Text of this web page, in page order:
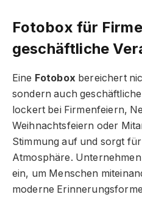
Fotobox für
geschäftliche
Eine Fotoboxbereichert
sondern auch
lockert bei Firmenfeiern,
Weihnachtsfeiern oder
Stimmung auf und sorgt
Atmosphäre.
ein, um Menschen
moderne